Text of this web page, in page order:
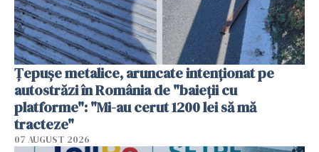
Țepușe metalice, aruncate intenționat pe
autostrăzi în România de "baieții cu
platforme": "Mi-au cerut 1200 lei să mă
tracteze"
07 AUGUST 2026